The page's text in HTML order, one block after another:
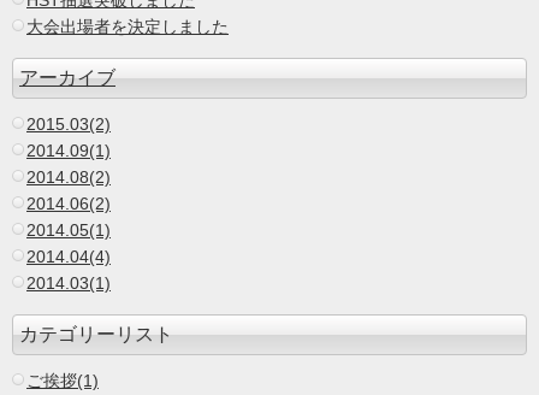
大会出場者を決定しました
アーカイブ
2015.03(2)
2014.09(1)
2014.08(2)
2014.06(2)
2014.05(1)
2014.04(4)
2014.03(1)
カテゴリーリスト
ご挨拶(1)